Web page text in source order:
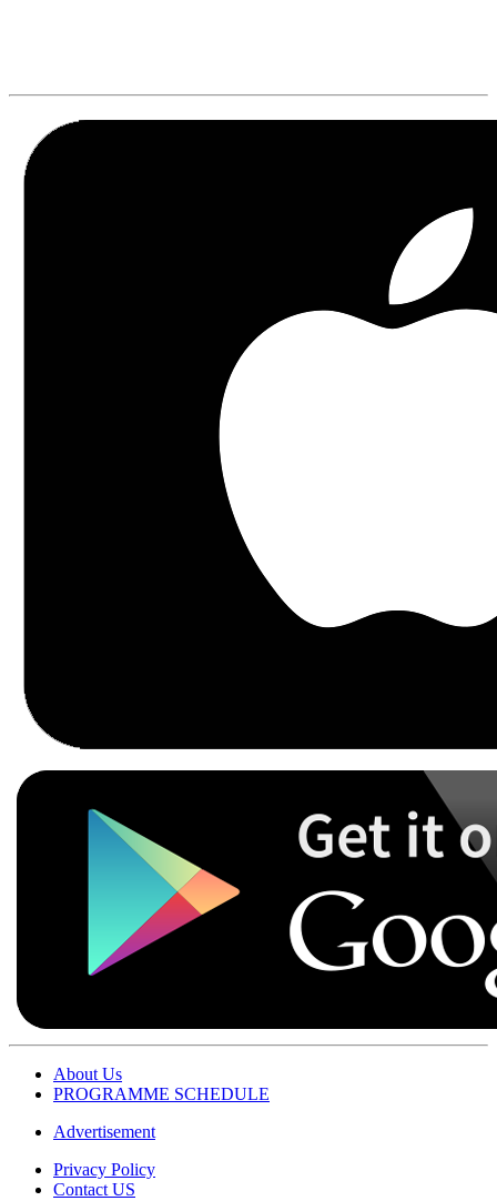
About Us
PROGRAMME SCHEDULE
Advertisement
Privacy Policy
Contact US